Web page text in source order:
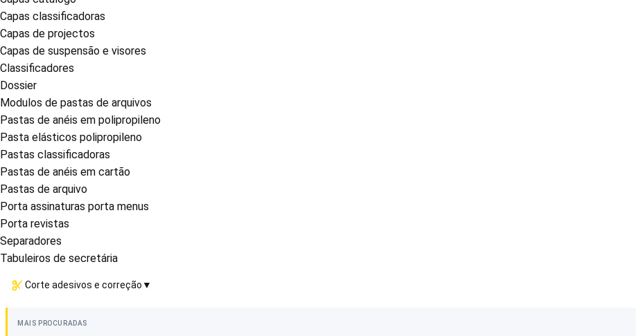
Capas classificadoras
Capas de projectos
Capas de suspensão e visores
Classificadores
Dossier
Modulos de pastas de arquivos
Pastas de anéis em polipropileno
Pasta elásticos polipropileno
Pastas classificadoras
Pastas de anéis em cartão
Pastas de arquivo
Porta assinaturas porta menus
Porta revistas
Separadores
Tabuleiros de secretária
Corte adesivos e correção ▼
MAIS PROCURADAS